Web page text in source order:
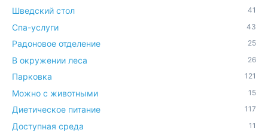
Шведский стол 41
Спа-услуги 43
Радоновое отделение 25
В окружении леса 26
Парковка 121
Можно с животными 15
Диетическое питание 117
Доступная среда 11